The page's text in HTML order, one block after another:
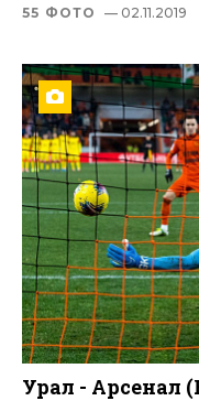
55 ФОТО — 02.11.2019
Урал - Арсенал